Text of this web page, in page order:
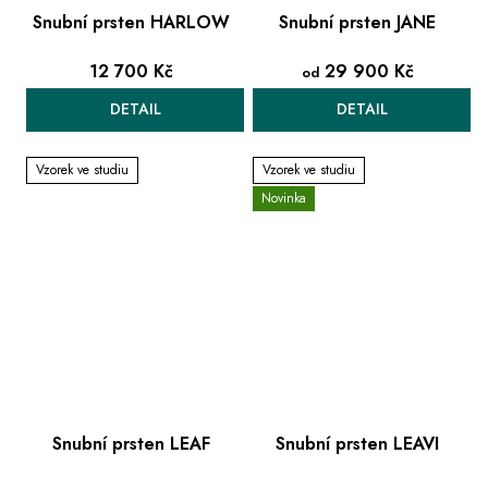
Snubní prsten HARLOW
12 700 Kč
DETAIL
Snubní prsten JANE
od29 900 Kč
DETAIL
Vzorek ve studiu
Snubní prsten LEAF
Vzorek ve studiu
Novinka
Snubní prsten LEAVI